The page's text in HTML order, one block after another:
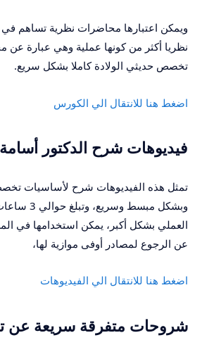
ويمكن اعتبارها محاضرات نظرية تساهم
نظريا أكثر من كونها عملية وهي عبارة عن
تخصص حديثي الولادة كاملا بشكل سريع.
اضغط هنا للانتقال الي الكورس
فيديوهات شرح الدكتور
تمثل هذه الفيديوهات شرح لأساسيات
وبشكل مبسط
العملي بشكل أكبر، يمكن استخدامها في
عن الرجوع لمصادر أوفى موازية لها،
اضغط هنا للانتقال الي الفيديوهات
شروحات متفرقة سريعة